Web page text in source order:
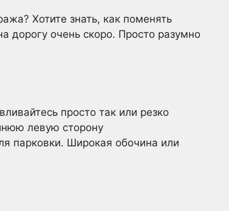
Хотите знать, как поменять
дорогу очень скоро. Просто разумно
просто так или резко
левую сторону
парковки. Широкая обочина или